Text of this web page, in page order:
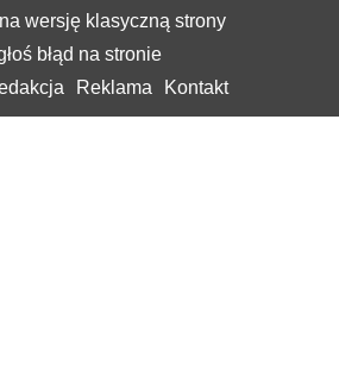
wersję klasyczną strony
błąd na stronie
Reklama Kontakt